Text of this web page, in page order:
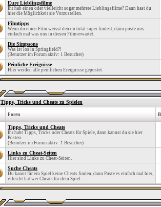
Eure Lieblingsfilme
Ihr hab einen oder vielleicht sogar mehrere Lieblingsfilme? Dann hast du
hier die Möglichkeit sie Vorzustellen.
Filmtipps
Wenn du einen Film weisst den du total super findest, dann poste uns
einfach mal was uns in diesen Film erwartet.
Die Simpsons
Was ist los in Springfield?!
(Benutzer im Forum aktiv: 1 Besucher)
Peinliche Ereignisse
Hier werden alle peinlichen Ereignisse gepostet.
Tipps, Tricks und Cheats zu Spielen
Foren
Tipps, Tricks und Cheats
Ihr habt Tipps, Tricks oder Cheats für Spiele, dann kannst du sie hier
Posten.
(Benutzer im Forum aktiv: 1 Besucher)
Links zu Cheat-Seiten
Hier sind Links zu Cheat-Seiten.
Suche Cheats
Du kannt für ein Spiel keine Cheats finden, dann Poste es einfach mal hier,
vileicht hat wer Cheats für dein Spiel.